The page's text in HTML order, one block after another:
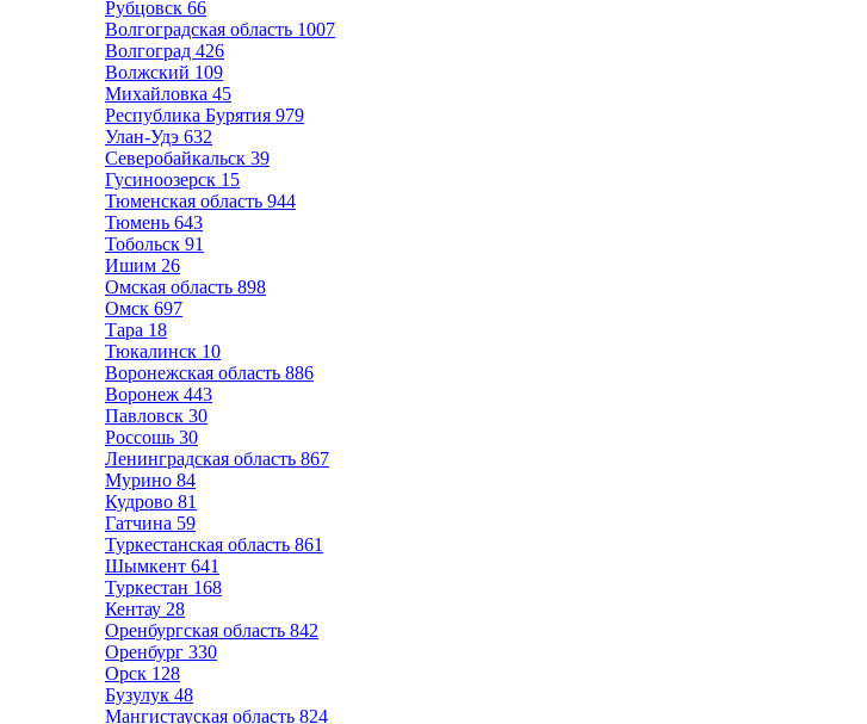
Рубцовск 66
Волгоградская область 1007
Волгоград 426
Волжский 109
Михайловка 45
Республика Бурятия 979
Улан-Удэ 632
Северобайкальск 39
Гусиноозерск 15
Тюменская область 944
Тюмень 643
Тобольск 91
Ишим 26
Омская область 898
Омск 697
Тара 18
Тюкалинск 10
Воронежская область 886
Воронеж 443
Павловск 30
Россошь 30
Ленинградская область 867
Мурино 84
Кудрово 81
Гатчина 59
Туркестанская область 861
Шымкент 641
Туркестан 168
Кентау 28
Оренбургская область 842
Оренбург 330
Орск 128
Бузулук 48
Мангистауская область 824